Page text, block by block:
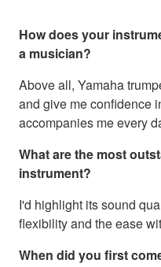
How does your
a musician?
Above all, Yamaha
and give me confidence
accompanies me every
What are the most
instrument?
I'd highlight its sound
flexibility and the ease
When did you first